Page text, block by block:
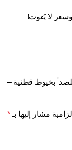
وسعر لا يُفوت!
بخيوط قطنية –
مشار إليها بـ *